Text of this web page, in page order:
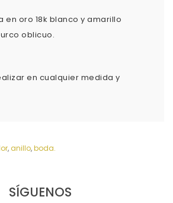
en oro 18k blanco y amarillo
oblicuo.
en cualquier medida y
, anillo,boda.
SÍGUENOS